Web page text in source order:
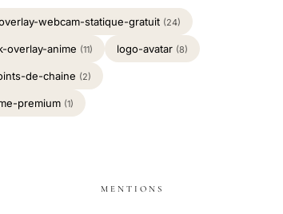
webcam-statique-gratuit (24)
overlay-anime (11) logo-avatar (8)
de-chaine (2)
premium (1)
MENTIONS